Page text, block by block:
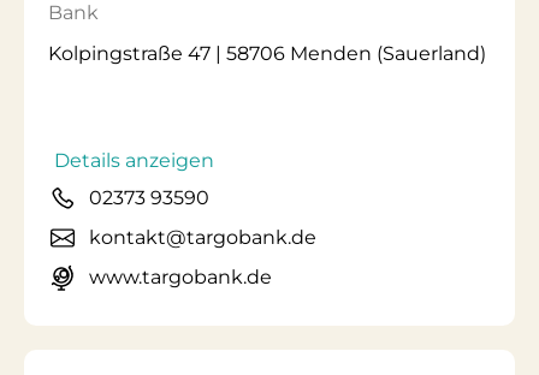
Bank
Kolpingstraße 47 | 58706 Menden (Sauerland)
Details anzeigen
02373 93590
kontakt@targobank.de
www.targobank.de